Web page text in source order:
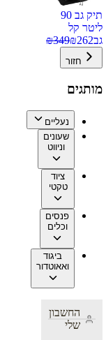
תיק גב 90
ליטר קל
גב
₪262
₪349
חזור
מותגים
נעליים
שעונים
וניווט
ציוד
טקטי
פנסים
וכלים
ביגוד
ואאוטדור
החשבון
שלי